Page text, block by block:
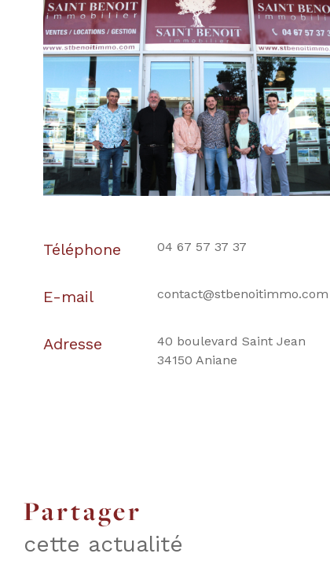
Téléphone 04 67 57 37 37
E-mail contact@stbenoitimmo.com
Adresse
40 boulevard Saint Jean
34150 Aniane
partager
cette actualité